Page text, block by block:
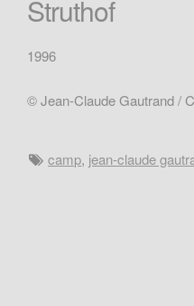
Struthof
1996
© Jean-Claude Gautrand /
camp, jean-claude